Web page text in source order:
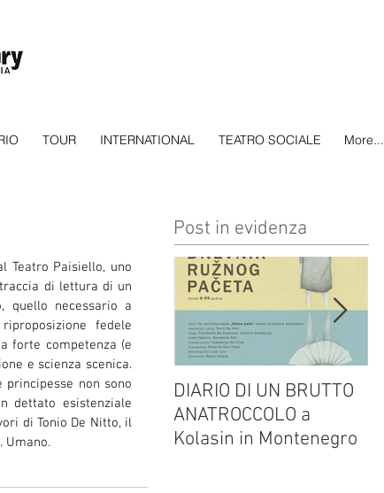
TOUR INTERNATIONAL TEATRO SOCIALE More...
Teatro Paisiello, uno
di lettura di un
quello necessario a
fedele
forte competenza (e
e scienza scenica.
non sono
dettato esistenziale
di Tonio De Nitto, il
Umano.
Post in evidenza
DIARIO DI UN BRUTTO
ANATROCCOLO a
Kolasin in Montenegro